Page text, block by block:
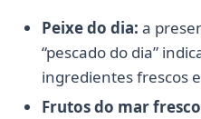
Peixe do dia: a
“pescado do dia”
ingredientes frescos
Frutos do mar